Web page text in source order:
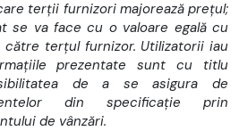
terții furnizori majorează prețul;
se va face cu o valoare egală cu
terțul furnizor. Utilizatorii iau
prezentate sunt cu titlu
de a se asigura de
din specificație prin
de vânzări.